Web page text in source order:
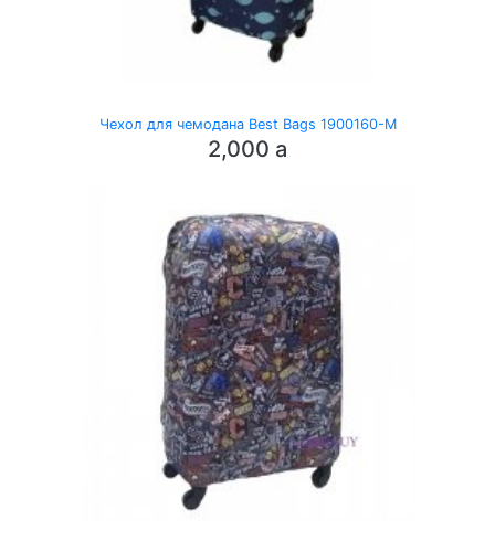
Чехол для чемодана Best Bags 1900160-M
2,000 a